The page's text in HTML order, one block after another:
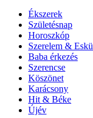
Ékszerek
Születésnap
Horoszkóp
Szerelem &
Baba érkezés
Szerencse
Köszönet
Karácsony
Hit & Béke
Újév